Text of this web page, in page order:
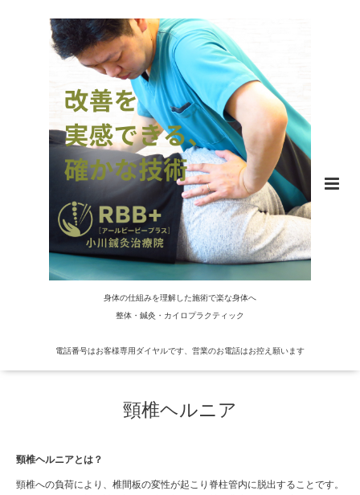
身体の仕組みを理解した施術で楽な身体へ
整体・鍼灸・カイロプラクティック
電話番号はお客様専用ダイヤルです、営業のお電話はお控え願います
頸椎ヘルニア
頸椎ヘルニアとは？
頸椎への負荷により、椎間板の変性が起こり脊柱管内に脱出することです。